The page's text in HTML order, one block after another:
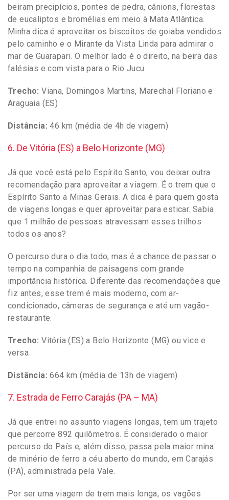
beiram precipícios, pontes de pedra, cânions, florestas
de eucaliptos e bromélias em meio à Mata Atlântica.
Minha dica é aproveitar os biscoitos de goiaba vendidos
pelo caminho e o Mirante da Vista Linda para admirar o
mar de Guarapari. O melhor lado é o direito, na beira das
falésias e com vista para o Rio Jucu.
Trecho:Viana, Domingos Martins, Marechal Floriano e
Araguaia (ES)
Distância: 46 km (média de 4h de viagem)
6. De Vitória (ES) a Belo Horizonte (MG)
Já que você está pelo Espírito Santo, vou deixar outra
recomendação para aproveitar a viagem. É o trem que o
Espírito Santo a Minas Gerais. A dica é para quem gosta
de viagens longas e quer aproveitar para esticar. Sabia
que 1 milhão de pessoas atravessam esses trilhos
todos os anos?
O percurso dura o dia todo, mas é a chance de passar o
tempo na companhia de paisagens com grande
importância histórica. Diferente das recomendações que
fiz antes, esse trem é mais moderno, com ar-
condicionado, câmeras de segurança e até um vagão-
restaurante.
Trecho:Vitória (ES) a Belo Horizonte (MG) ou vice e
versa
Distância: 664 km (média de 13h de viagem)
7. Estrada de Ferro Carajás (PA – MA)
Já que entrei no assunto viagens longas, tem um trajeto
que percorre 892 quilômetros. É considerado o maior
percurso do País e, além disso, passa pela maior mina
de minério de ferro a céu aberto do mundo, em Carajás
(PA), administrada pela Vale.
Por ser uma viagem de trem mais longa, os vagões